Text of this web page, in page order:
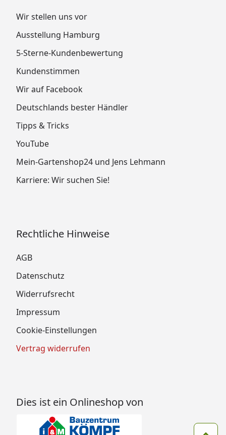
Wir stellen uns vor
Ausstellung Hamburg
5-Sterne-Kundenbewertung
Kundenstimmen
Wir auf Facebook
Deutschlands bester Händler
Tipps & Tricks
YouTube
Mein-Gartenshop24 und Jens Lehmann
Karriere: Wir suchen Sie!
Rechtliche Hinweise
AGB
Datenschutz
Widerrufsrecht
Impressum
Cookie-Einstellungen
Vertrag widerrufen
Dies ist ein Onlineshop von